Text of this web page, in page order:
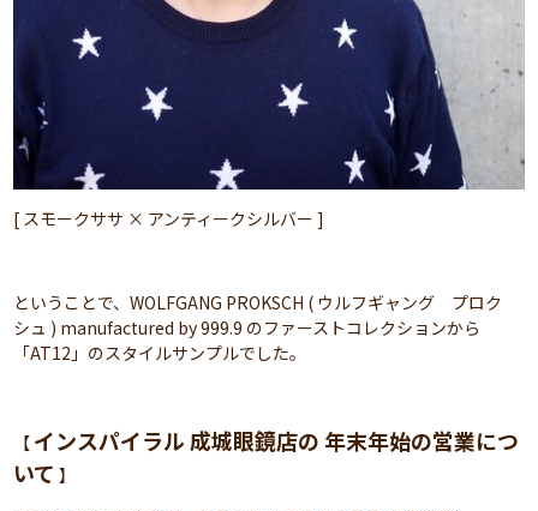
[ スモークササ × アンティークシルバー ]
ということで、WOLFGANG PROKSCH ( ウルフギャング プロク
シュ ) manufactured by 999.9 のファーストコレクションから
「AT12」のスタイルサンプルでした。
【 インスパイラル 成城眼鏡店の 年末年始の営業につ
いて 】